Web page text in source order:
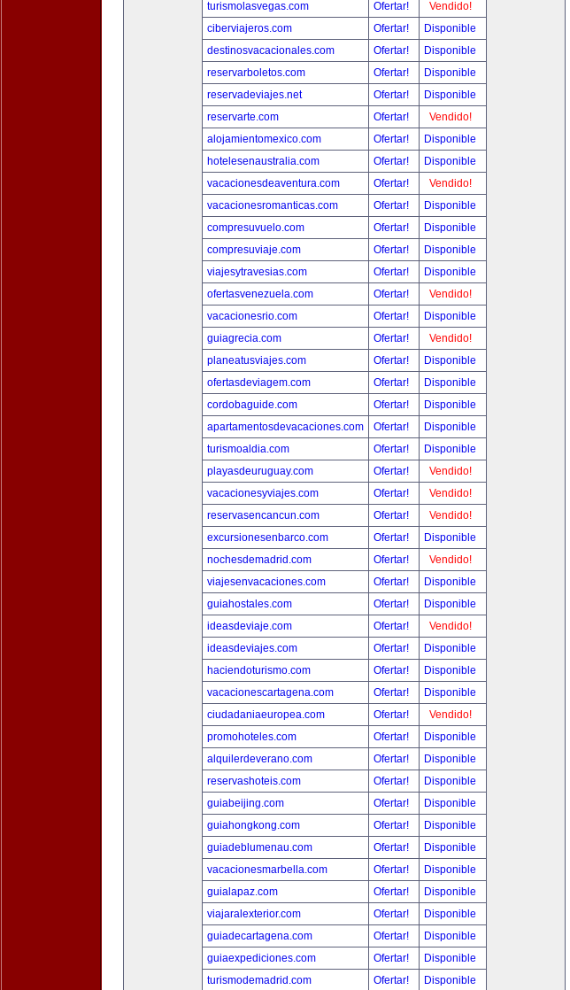
turismolasvegas.com
Ofertar!
Vendido!
ciberviajeros.com
Ofertar!
Disponible
destinosvacacionales.com
Ofertar!
Disponible
reservarboletos.com
Ofertar!
Disponible
reservadeviajes.net
Ofertar!
Disponible
reservarte.com
Ofertar!
Vendido!
alojamientomexico.com
Ofertar!
Disponible
hotelesenaustralia.com
Ofertar!
Disponible
vacacionesdeaventura.com
Ofertar!
Vendido!
vacacionesromanticas.com
Ofertar!
Disponible
compresuvuelo.com
Ofertar!
Disponible
compresuviaje.com
Ofertar!
Disponible
viajesytravesias.com
Ofertar!
Disponible
ofertasvenezuela.com
Ofertar!
Vendido!
vacacionesrio.com
Ofertar!
Disponible
guiagrecia.com
Ofertar!
Vendido!
planeatusviajes.com
Ofertar!
Disponible
ofertasdeviagem.com
Ofertar!
Disponible
cordobaguide.com
Ofertar!
Disponible
apartamentosdevacaciones.com
Ofertar!
Disponible
turismoaldia.com
Ofertar!
Disponible
playasdeuruguay.com
Ofertar!
Vendido!
vacacionesyviajes.com
Ofertar!
Vendido!
reservasencancun.com
Ofertar!
Vendido!
excursionesenbarco.com
Ofertar!
Disponible
nochesdemadrid.com
Ofertar!
Vendido!
viajesenvacaciones.com
Ofertar!
Disponible
guiahostales.com
Ofertar!
Disponible
ideasdeviaje.com
Ofertar!
Vendido!
ideasdeviajes.com
Ofertar!
Disponible
haciendoturismo.com
Ofertar!
Disponible
vacacionescartagena.com
Ofertar!
Disponible
ciudadaniaeuropea.com
Ofertar!
Vendido!
promohoteles.com
Ofertar!
Disponible
alquilerdeverano.com
Ofertar!
Disponible
reservashoteis.com
Ofertar!
Disponible
guiabeijing.com
Ofertar!
Disponible
guiahongkong.com
Ofertar!
Disponible
guiadeblumenau.com
Ofertar!
Disponible
vacacionesmarbella.com
Ofertar!
Disponible
guialapaz.com
Ofertar!
Disponible
viajaralexterior.com
Ofertar!
Disponible
guiadecartagena.com
Ofertar!
Disponible
guiaexpediciones.com
Ofertar!
Disponible
turismodemadrid.com
Ofertar! Disponible